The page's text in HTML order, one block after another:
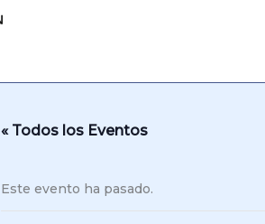
« Todos los Eventos
Este evento ha pasado.